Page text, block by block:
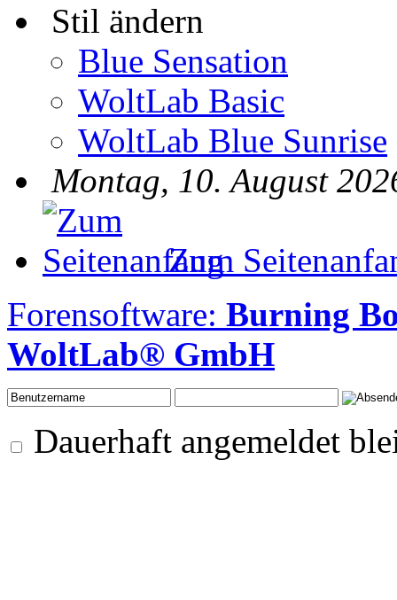
Stil ändern
Blue Sensation
WoltLab Basic
WoltLab Blue Sunrise
Montag, 10. August
Zum
Forensoftware: Burning
WoltLab® GmbH
Dauerhaft angemeldet